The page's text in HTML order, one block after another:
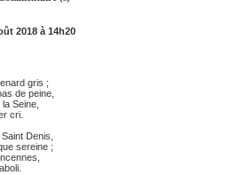
2018 à 14h20
gris ;
de peine,
Seine,
cri.
Denis,
sereine ;